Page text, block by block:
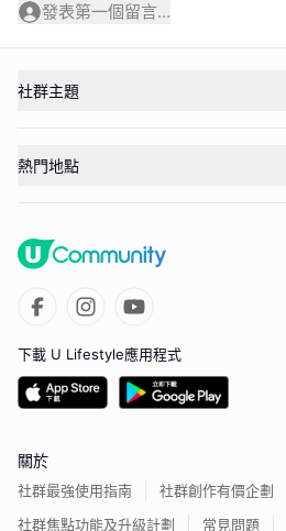
發表第一個留言...
社群主題
熱門地點
下載 U Lifestyle應用程式
關於
社群最強使用指南
社群創作有價企劃
社群焦點功能及升級計劃
常見問題